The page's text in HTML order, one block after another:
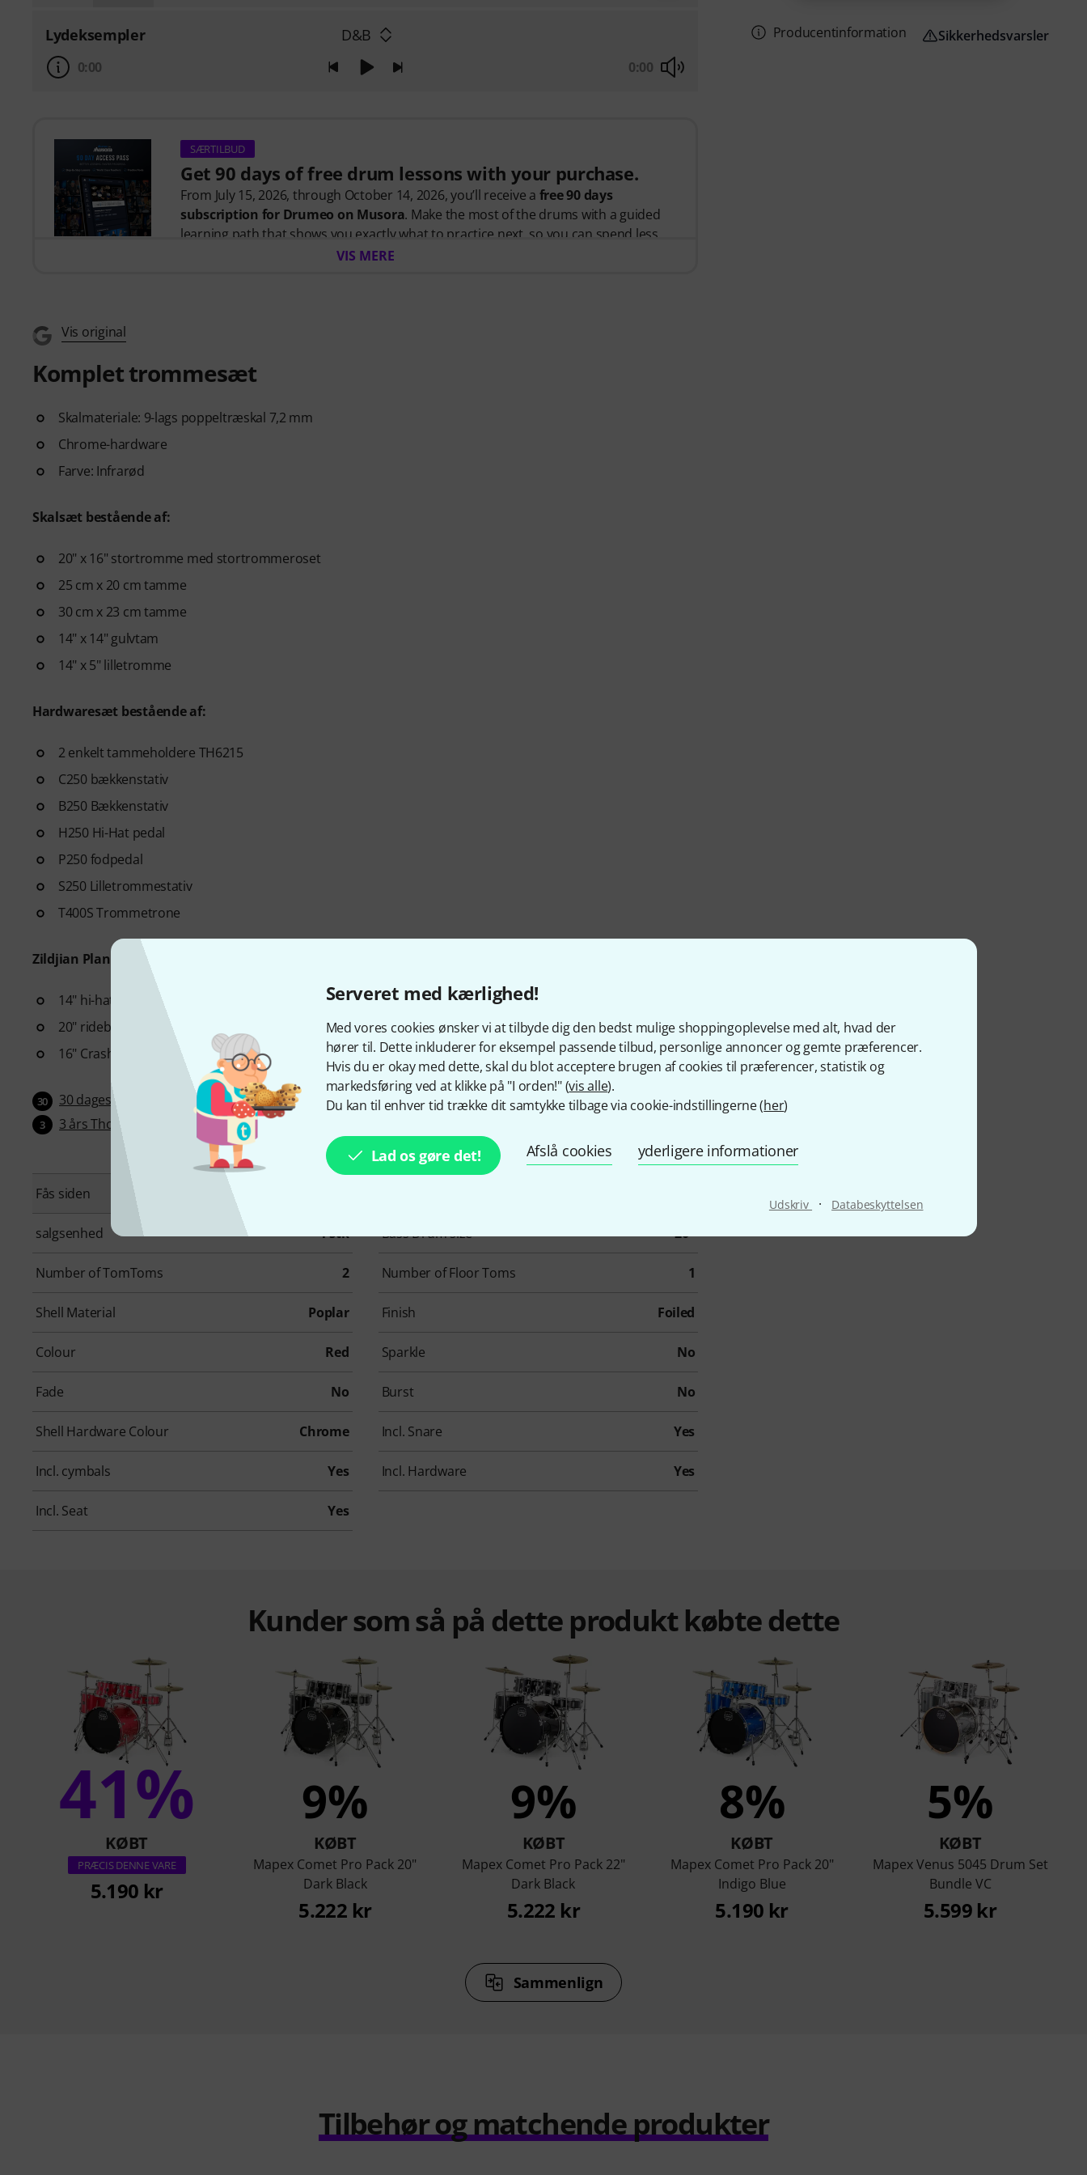
Serveret med kærlighed!
Med vores cookies ønsker vi at tilbyde dig den bedst mulige shoppingoplevelse med alt, hvad der
hører til. Dette inkluderer for eksempel passende tilbud, personlige annoncer og gemte præferencer.
Hvis du er okay med dette, skal du blot acceptere brugen af cookies til præferencer, statistik og
markedsføring ved at klikke på "I orden!" (vis alle).
Du kan til enhver tid trække dit samtykke tilbage via cookie-indstillingerne (her)
Lad os gøre det! Afslå cookies yderligere informationer
Udskriv · Databeskyttelsen
Lydeksempler D&B
0:00 0:00
SÆRTILBUD
Get 90 days of free drum lessons with your purchase.
From July 15, 2026, through October 14, 2026, you’ll receive a free 90 days
subscription for Drumeo on Musora. Make the most of the drums with a guided
learning path that shows you exactly what to practice next, so you can spend less
time wondering where to start and more time playing.
- A guided learning path
Siberiano, and more.
- A built-in Practice Tracker
code via email. The subscription ends automatically after expiration.
VIS MERE
Vis original
Komplet trommesæt
Skalmateriale: 9-lags poppeltræskal 7,2 mm
Chrome-hardware
Farve: Infrarød
Skalsæt bestående af:
20" x 16" stortromme med stortrommeroset
25 cm x 20 cm tamme
30 cm x 23 cm tamme
14" x 14" gulvtam
14" x 5" lilletromme
Hardwaresæt bestående af:
2 enkelt tammeholdere TH6215
C250 bækkenstativ
B250 Bækkenstativ
H250 Hi-Hat pedal
P250 fodpedal
S250 Lilletrommestativ
T400S Trommetrone
Zildjian Planet Z bækkensæt bestående af:
14" hi-hat bækken
20" ridebækken
16" Crash-bækken
30 30 dages-Money Back garanti
3 3 års Thomann garanti
Fås siden
salgsenhed 1 stk Bass Drum size 20"
Number of TomToms 2 Number of Floor Toms 1
Shell Material Poplar Finish Foiled
Colour Red Sparkle No
Fade No Burst No
Shell Hardware Colour Chrome Incl. Snare Yes
Incl. cymbals Yes Incl. Hardware Yes
Incl. Seat Yes
Producentinformation Sikkerhedsvarsler
Kunder som så på dette produkt købte dette
41%
KØBT
PRÆCIS DENNE VARE
5.190 kr
9%
KØBT
Mapex Comet Pro Pack 20"
Dark Black
5.222 kr
9%
KØBT
Mapex Comet Pro Pack 22"
Dark Black
5.222 kr
8%
KØBT
Mapex Comet Pro Pack 20"
Indigo Blue
5.190 kr
5%
KØBT
Mapex Venus 5045 Drum Set
Bundle VC
5.599 kr
Sammenlign
Tilbehør og matchende produkter